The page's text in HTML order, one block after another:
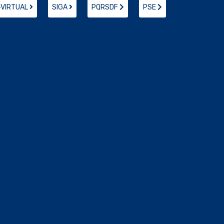
SIGA PQRSDF PSE